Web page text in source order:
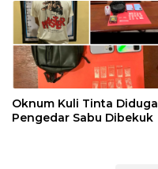
Oknum Kuli Tinta Diduga
Pengedar Sabu Dibekuk